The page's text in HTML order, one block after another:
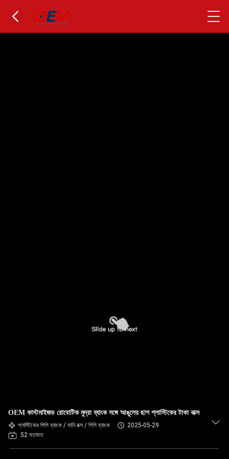
OEM কাস্টমাইজড রোবোটিক মুদ্রা ব্যাংক সঙ্গে আঙুলের ছাপ প্লাস্টিকের টাকা বাক্স
প্লাস্টিকের পিগি ব্যাংক / মানি বক্স / পিগি ব্যাংক
2025-05-29
52 মতামত